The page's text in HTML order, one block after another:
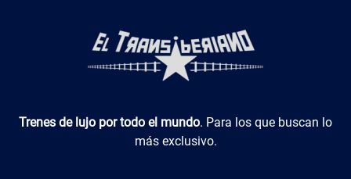
Luxotren
Trenes de lujo por todo el mundo. Para los que buscan lo
más exclusivo.